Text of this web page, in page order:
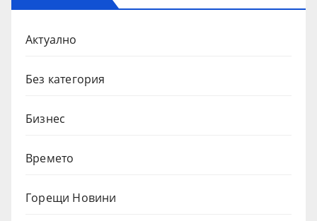
Актуално
Без категория
Бизнес
Времето
Горещи Новини